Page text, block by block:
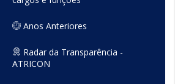
Anos Anteriores
Radar da Transparência -
ATRICON